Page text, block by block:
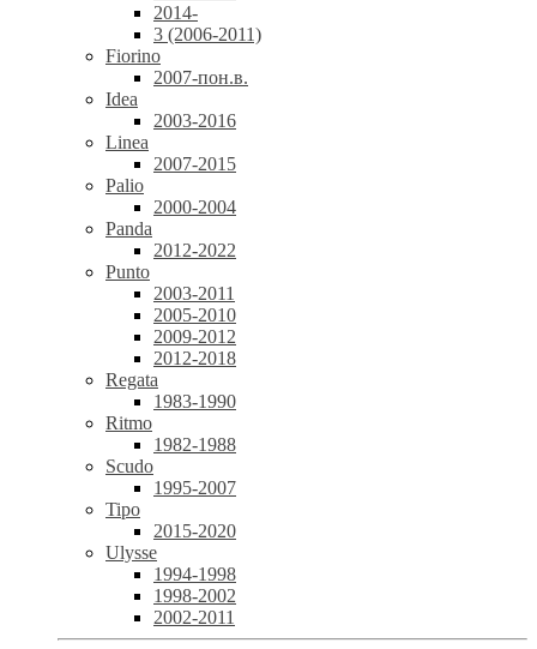
2014-
3 (2006-2011)
Fiorino
2007-пон.в.
Idea
2003-2016
Linea
2007-2015
Palio
2000-2004
Panda
2012-2022
Punto
2003-2011
2005-2010
2009-2012
2012-2018
Regata
1983-1990
Ritmo
1982-1988
Scudo
1995-2007
Tipo
2015-2020
Ulysse
1994-1998
1998-2002
2002-2011